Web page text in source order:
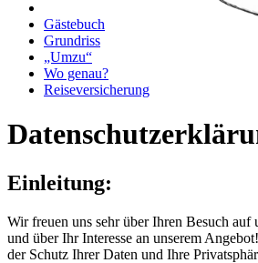
Gästebuch
Grundriss
„Umzu“
Wo genau?
Reiseversicherung
Einleitung:
Wir freuen uns sehr über Ihren Besuch auf
und über Ihr Interesse an unserem
der Schutz Ihrer Daten und Ihre